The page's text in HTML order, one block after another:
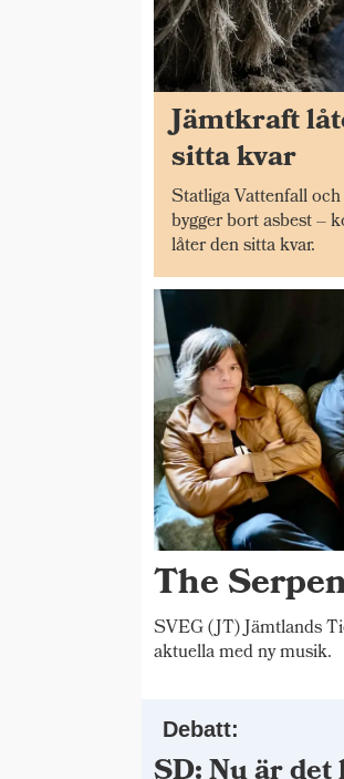
Jämtkraft
sitta kvar
Statliga Vattenfall
bygger bort asbest –
låter den sitta kvar.
The
SVEG (JT) Jämtlands
aktuella med ny musik.
Debatt: